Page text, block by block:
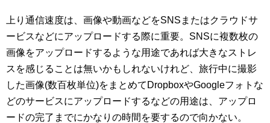
上り通信速度は、画像や動画などをSNSまたはクラウドサ
ービスなどにアップロードする際に重要。SNSに複数枚の
画像をアップロードするような用途であれば大きなストレ
スを感じることは無いかもしれないけれど、旅行中に撮影
した画像(数百枚単位)をまとめてDropboxやGoogleフォトな
どのサービスにアップロードするなどの用途は、アップロ
ードの完了までにかなりの時間を要するので向かない。